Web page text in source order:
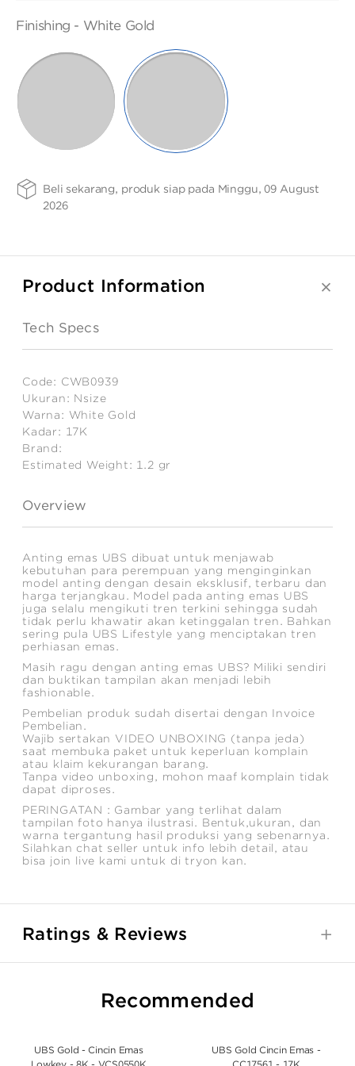
SIZE -
FINISHING
WHITE
ROSE
PURITY
Finishing - White Gold
SELECTED
Beli sekarang, produk siap pada Minggu, 09 August
2026
Product Information
Tech Specs
Code: CWB0939
Ukuran: Nsize
Warna: White Gold
Kadar: 17K
Brand:
Estimated Weight: 1.2 gr
Overview
Anting emas UBS dibuat untuk menjawab
kebutuhan para perempuan yang menginginkan
model anting dengan desain eksklusif, terbaru dan
harga terjangkau. Model pada anting emas UBS
juga selalu mengikuti tren terkini sehingga sudah
tidak perlu khawatir akan ketinggalan tren. Bahkan
sering pula UBS Lifestyle yang menciptakan tren
perhiasan emas.
Masih ragu dengan anting emas UBS? Miliki sendiri
dan buktikan tampilan akan menjadi lebih
fashionable.
Pembelian produk sudah disertai dengan Invoice
Pembelian.
Wajib sertakan VIDEO UNBOXING (tanpa jeda)
saat membuka paket untuk keperluan komplain
atau klaim kekurangan barang.
Tanpa video unboxing, mohon maaf komplain tidak
dapat diproses.
PERINGATAN : Gambar yang terlihat dalam
tampilan foto hanya ilustrasi. Bentuk,ukuran, dan
warna tergantung hasil produksi yang sebenarnya.
Silahkan chat seller untuk info lebih detail, atau
bisa join live kami untuk di tryon kan.
Ratings & Reviews
Recommended
UBS Gold - Cincin Emas
UBS Gold Cincin Emas -